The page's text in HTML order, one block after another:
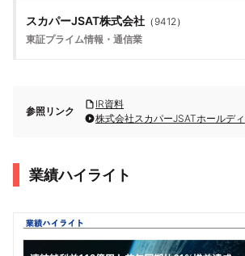
スカパーJSAT株式会社 （ 9412）
東証プライム情報・通信業
参照リンク
IR資料
業績ハイライト